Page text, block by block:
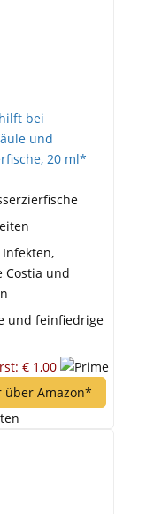
bei
und
20 ml*
Costia und
und feinfiedrige
€ 1,00
über Amazon*